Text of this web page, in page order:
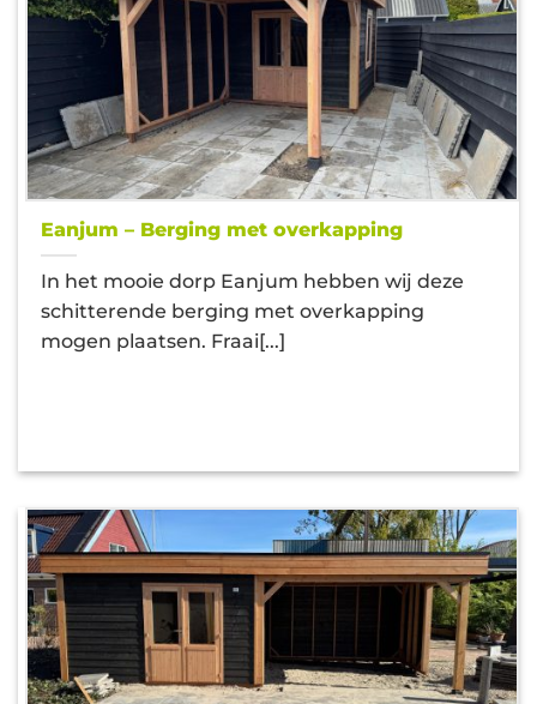
Eanjum – Berging met overkapping
In het mooie dorp Eanjum hebben wij deze
schitterende berging met overkapping
mogen plaatsen. Fraai[...]